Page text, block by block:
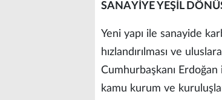
SANAYİYE YEŞİL
Yeni yapı ile sanayide
hızlandırılması ve
Cumhurbaşkanı
kamu kurum ve